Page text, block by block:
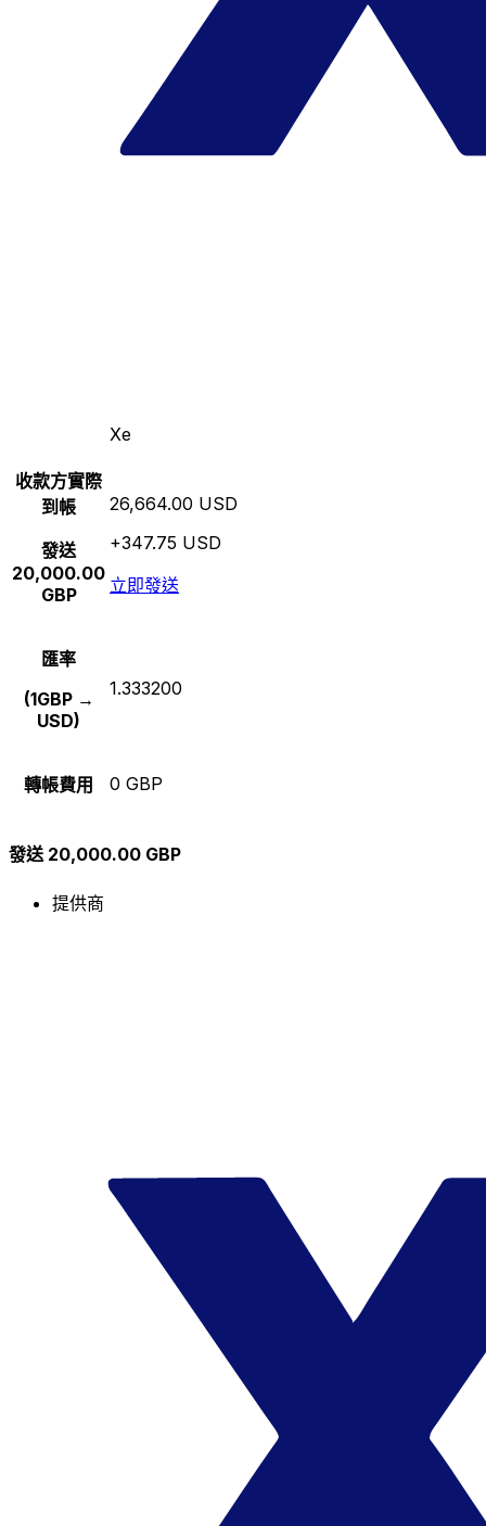
Xe
收款方實際
到帳
發送
20,000.00
GBP
26,664.00 USD
+347.75 USD
立即發送
匯率
(1GBP →
USD)
1.333200
轉帳費用 0 GBP
發送 20,000.00 GBP
提供商